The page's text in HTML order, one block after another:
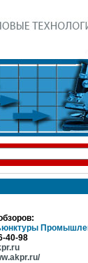
40-98